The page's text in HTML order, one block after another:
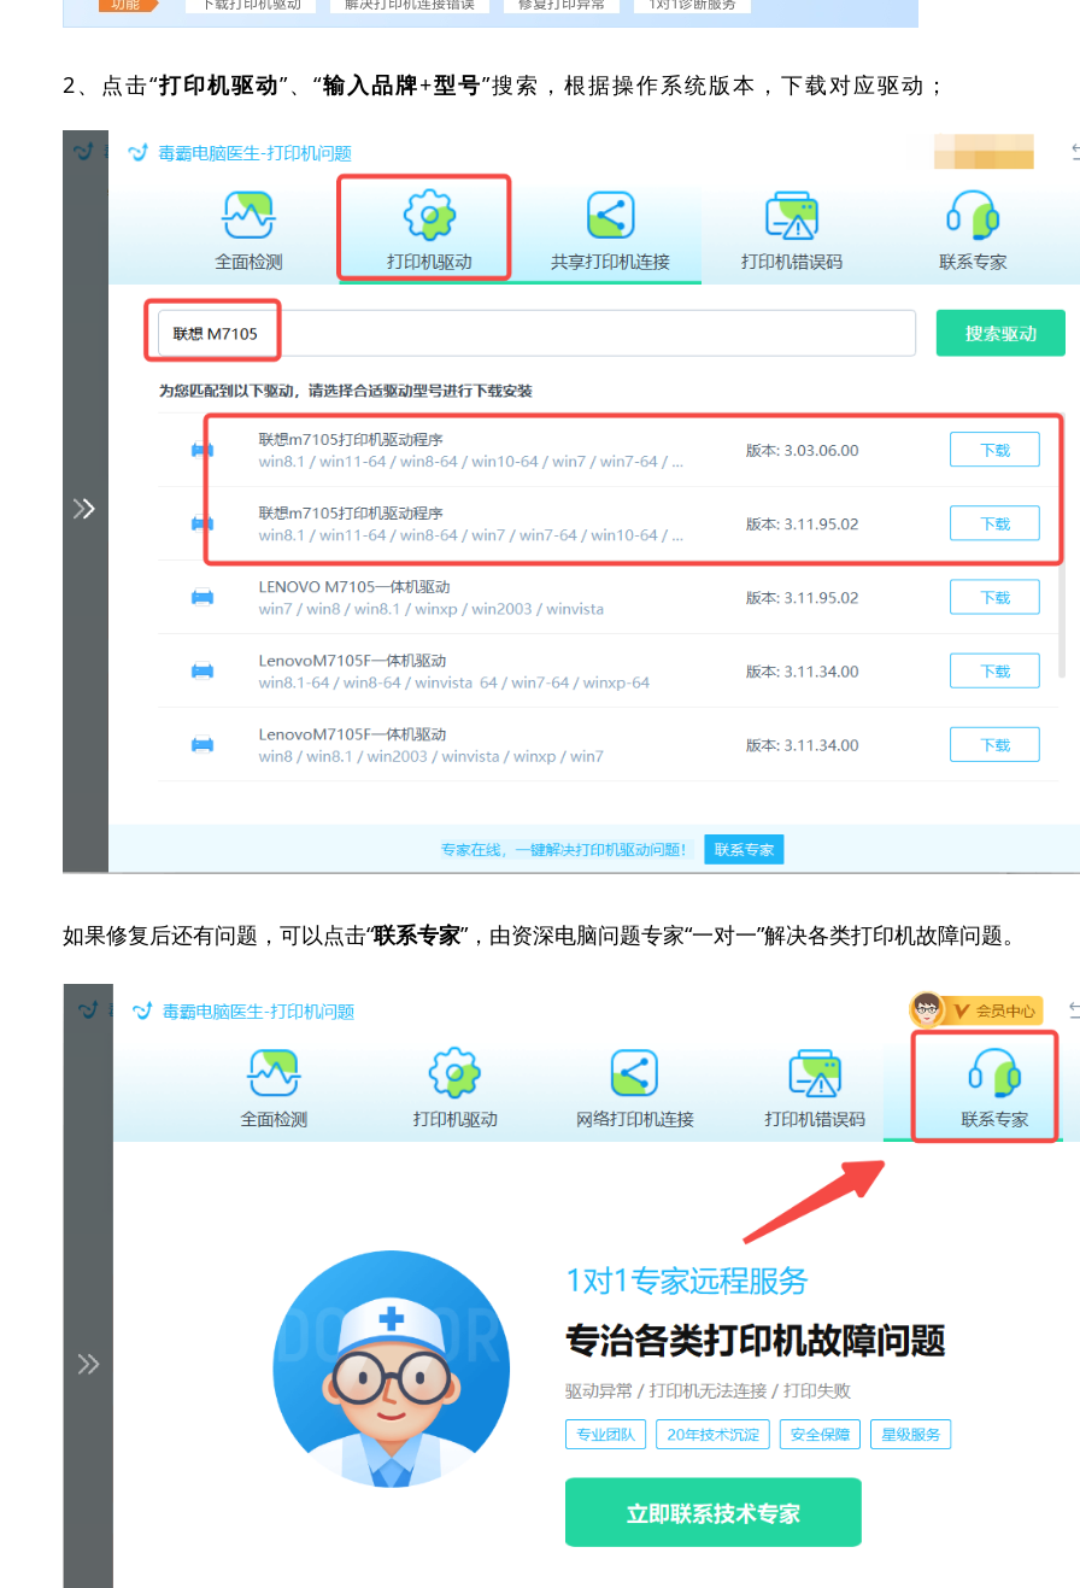
2、点击“打印机驱动”、“输入品牌+型号”搜索，根据操作系统版本，下载对应驱动；
如果修复后还有问题，可以点击“联系专家”，由资深电脑问题专家“一对一”解决各类打印机故障问题。